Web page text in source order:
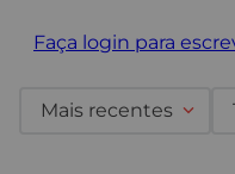
Faça login para
Mais recentes